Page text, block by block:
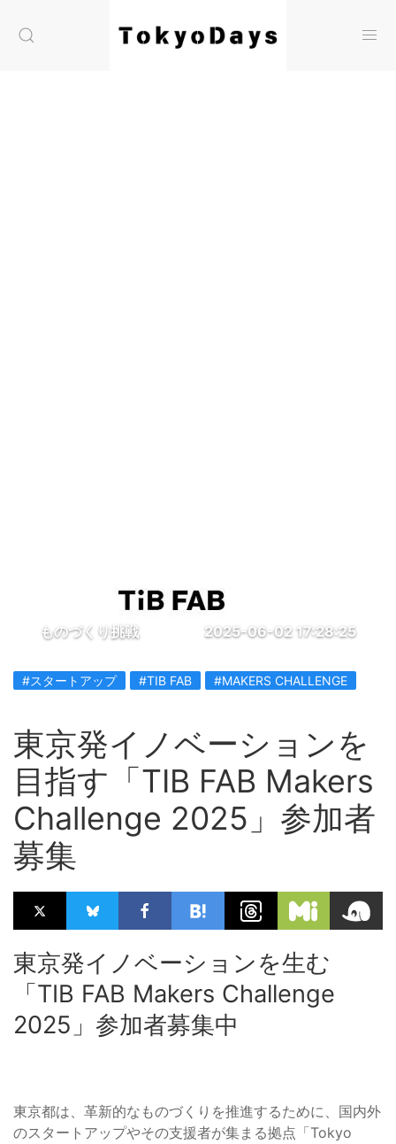
ものづくり挑戦 2025-06-02 17:28:25
#スタートアップ #TIB FAB #MAKERS CHALLENGE
東京発イノベーションを
目指す「TIB FAB Makers
Challenge 2025」参加者
募集
東京発イノベーションを生む
「TIB FAB Makers Challenge
2025」参加者募集中
東京都は、革新的なものづくりを推進するために、国内外
のスタートアップやその支援者が集まる拠点「Tokyo